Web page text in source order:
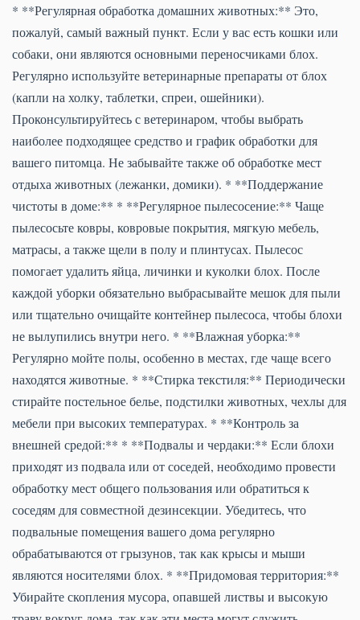
* **Регулярная обработка домашних животных:** Это,
пожалуй, самый важный пункт. Если у вас есть кошки или
собаки, они являются основными переносчиками блох.
Регулярно используйте ветеринарные препараты от блох
(капли на холку, таблетки, спреи, ошейники).
Проконсультируйтесь с ветеринаром, чтобы выбрать
наиболее подходящее средство и график обработки для
вашего питомца. Не забывайте также об обработке мест
отдыха животных (лежанки, домики). * **Поддержание
чистоты в доме:** * **Регулярное пылесосение:** Чаще
пылесосьте ковры, ковровые покрытия, мягкую мебель,
матрасы, а также щели в полу и плинтусах. Пылесос
помогает удалить яйца, личинки и куколки блох. После
каждой уборки обязательно выбрасывайте мешок для пыли
или тщательно очищайте контейнер пылесоса, чтобы блохи
не вылупились внутри него. * **Влажная уборка:**
Регулярно мойте полы, особенно в местах, где чаще всего
находятся животные. * **Стирка текстиля:** Периодически
стирайте постельное белье, подстилки животных, чехлы для
мебели при высоких температурах. * **Контроль за
внешней средой:** * **Подвалы и чердаки:** Если блохи
приходят из подвала или от соседей, необходимо провести
обработку мест общего пользования или обратиться к
соседям для совместной дезинсекции. Убедитесь, что
подвальные помещения вашего дома регулярно
обрабатываются от грызунов, так как крысы и мыши
являются носителями блох. * **Придомовая территория:**
Убирайте скопления мусора, опавшей листвы и высокую